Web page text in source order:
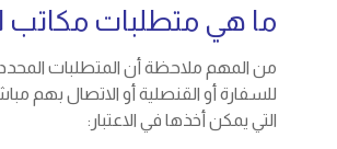
ما هي متطلبات مكاتب
من المهم ملاحظة أن المتطلبات
للسفارة أو القنصلية أو الاتصال بهم
التي يمكن أخذها في الاعتبار: